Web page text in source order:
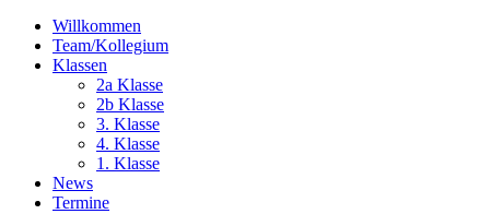
Willkommen
Team/Kollegium
Klassen
2a Klasse
2b Klasse
3. Klasse
4. Klasse
1. Klasse
News
Termine